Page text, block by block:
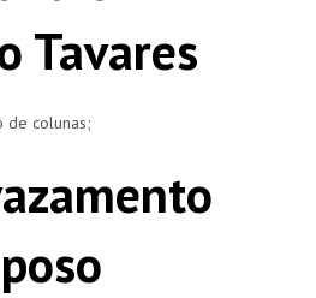
Tavares
de colunas;